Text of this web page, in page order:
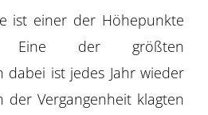
ist einer der Höhepunkte
Eine der größten
dabei ist jedes Jahr wieder
der Vergangenheit klagten